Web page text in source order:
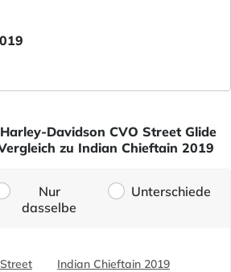
Davidson CVO Street Glide
zu Indian Chieftain 2019
Nur
dasselbe
Unterschiede
Indian Chieftain 2019